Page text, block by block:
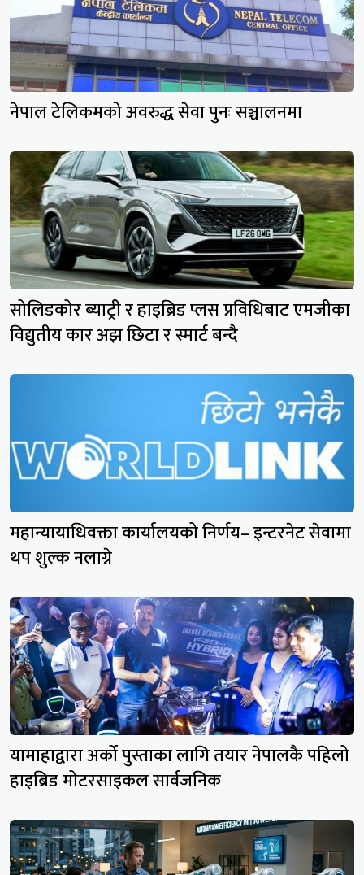
नेपाल टेलिकमको अवरुद्ध सेवा पुनः सञ्चालनमा
सोलिडकोर ब्याट्री र हाइब्रिड प्लस प्रविधिबाट एमजीका
विद्युतीय कार अझ छिटा र स्मार्ट बन्दै
महान्यायाधिवक्ता कार्यालयको निर्णय– इन्टरनेट सेवामा
थप शुल्क नलाग्ने
यामाहाद्वारा अर्को पुस्ताका लागि तयार नेपालकै पहिलो
हाइब्रिड मोटरसाइकल सार्वजनिक